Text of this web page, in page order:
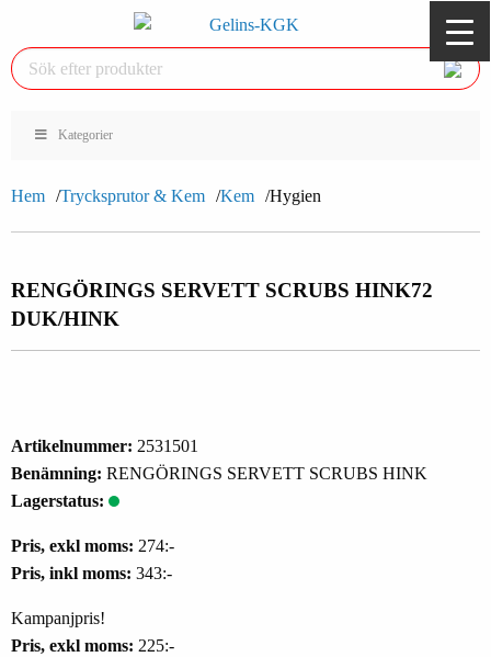
Kategorier
Hem Trycksprutor & Kem Kem Hygien
RENGÖRINGS SERVETT SCRUBS HINK72
DUK/HINK
Artikelnummer: 2531501
Benämning: RENGÖRINGS SERVETT SCRUBS HINK
Lagerstatus:
Pris, exkl moms: 274:-
Pris, inkl moms: 343:-
Kampanjpris!
Pris, exkl moms: 225:-